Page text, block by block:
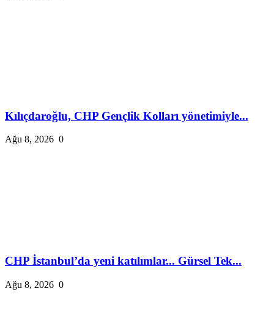
Kılıçdaroğlu, CHP Gençlik Kolları yönetimiyle...
Ağu 8, 2026 0
CHP İstanbul’da yeni katılımlar... Gürsel Tek...
Ağu 8, 2026 0